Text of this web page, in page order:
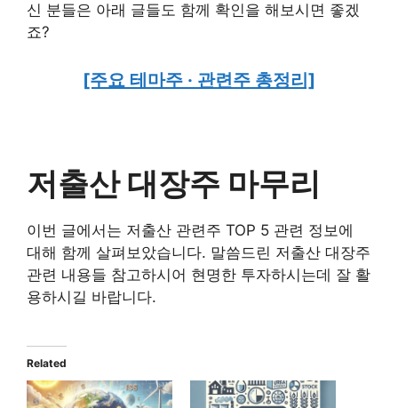
신 분들은 아래 글들도 함께 확인을 해보시면 좋겠
죠?
[주요 테마주 · 관련주 총정리]
저출산 대장주 마무리
이번 글에서는 저출산 관련주 TOP 5 관련 정보에
대해 함께 살펴보았습니다. 말씀드린 저출산 대장주
관련 내용들 참고하시어 현명한 투자하시는데 잘 활
용하시길 바랍니다.
Related